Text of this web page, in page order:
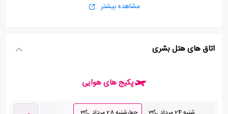
مشاهده بیشتر
اتاق های هتل بشری
پکیج های هوایی